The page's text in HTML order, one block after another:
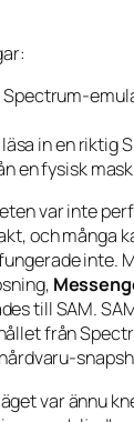
Spectrum-
in en riktig
en fysisk
var inte
och många
inte.
till SAM.
från
var ännu